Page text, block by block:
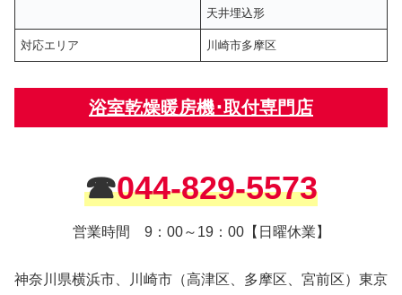
天井埋込形
対応エリア 川崎市多摩区
浴室乾燥暖房機･取付専門店
☎044-829-5573
営業時間 9：00～19：00【日曜休業】
神奈川県横浜市、川崎市（高津区、多摩区、宮前区）東京